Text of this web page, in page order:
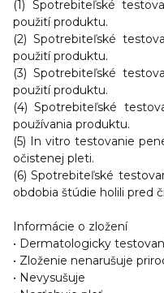
(1) Spotrebiteľské
použití produktu.
(2) Spotrebiteľské
použití produktu.
(3) Spotrebiteľské
použití produktu.
(4) Spotrebiteľské
používania produktu.
(5) In vitro testovanie
očistenej pleti.
(6) Spotrebiteľské
obdobia štúdie holili pred
Informácie o zložení
• Dermatologicky
• Zloženie nenarušuje
• Nevysušuje